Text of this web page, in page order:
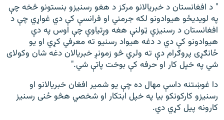
" د افغانستان د خبریالانو مرکز د هغو رسنیزو بنستونو څخه چې
په لویدیځو هیوادونو لکه جرمني او فرانسې کې دي غواړي چې د
افغانستان د رسنیزې ټولنې هغه وړتیاوې چې اوس په دې
هیوادونو کې دي د دغه هیواد رسنیو ته معرفي کړي او یو
ځانګړی پروګرام دې ته ولري څو زمونږ خبریالان دغه شان وکولای
شي په خپل کار او حرفه کې بوخت پاتې شي."
دا غوښتنه داسې مهال ده چې یو شمیر افغان خبریالانو او
رسنیزو کارکونکو بیا په خپل ابتکار او شخصي هڅو ځنی رسنیز
کارونه پیل کړي دي.